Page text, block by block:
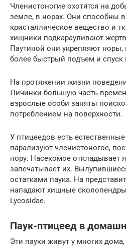
Членистоногие охотятся на
земле, в норах. Они способны
кристаллическое вещество и
хищники подкарауливают
Паутиной они укрепляют норы,
более быстрый подъем и
На протяжении жизни
Личинки большую часть
взрослые особи заняты
потреблением на поверхности.
У птицеедов есть
парализуют членистоногое,
нору. Насекомое откладывает
запечатывает их.
остатками паука. На
нападают хищные
Lycosidae.
Паук-птицеед в
Эти пауки живут у многих